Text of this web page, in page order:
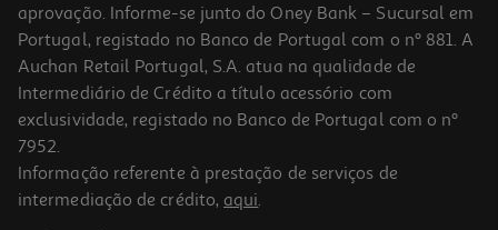
Suplemento Mebocaína Protect Lima-Mentol 20un
aprovação. Informe-se junto do Oney Bank – Sucursal em
Portugal, registado no Banco de Portugal com o nº 881. A
Auchan Retail Portugal, S.A. atua na qualidade de
Intermediário de Crédito a título acessório com
exclusividade, registado no Banco de Portugal com o nº
7952.
Informação referente à prestação de serviços de
intermediação de crédito, aqui.